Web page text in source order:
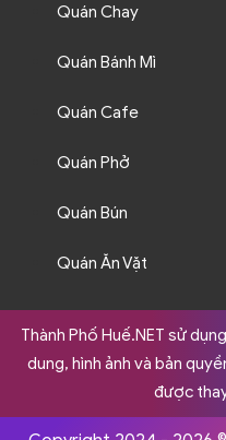
Quán Chay
Quán Bánh Mì
Quán Cafe
Quán Phở
Quán Bún
Quán Ăn Vặt
Thành Phố Huế.NET sử
dung, hình ảnh và bản
được